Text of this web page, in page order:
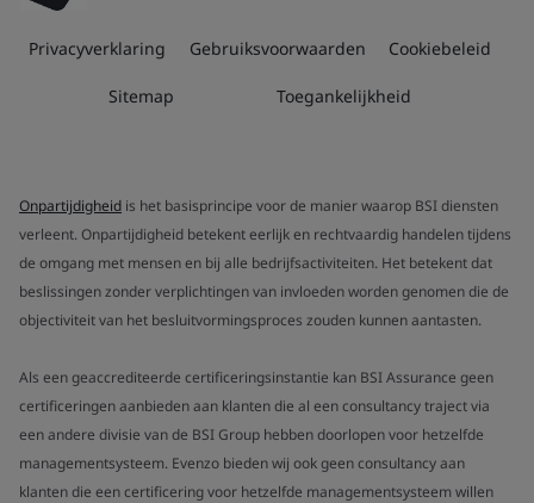
Privacyverklaring Gebruiksvoorwaarden Cookiebeleid
Sitemap Toegankelijkheid
Onpartijdigheid is het basisprincipe voor de manier waarop BSI diensten
verleent. Onpartijdigheid betekent eerlijk en rechtvaardig handelen tijdens
de omgang met mensen en bij alle bedrijfsactiviteiten. Het betekent dat
beslissingen zonder verplichtingen van invloeden worden genomen die de
objectiviteit van het besluitvormingsproces zouden kunnen aantasten.
Als een geaccrediteerde certificeringsinstantie kan BSI Assurance geen
certificeringen aanbieden aan klanten die al een consultancy traject via
een andere divisie van de BSI Group hebben doorlopen voor hetzelfde
managementsysteem. Evenzo bieden wij ook geen consultancy aan
klanten die een certificering voor hetzelfde managementsysteem willen